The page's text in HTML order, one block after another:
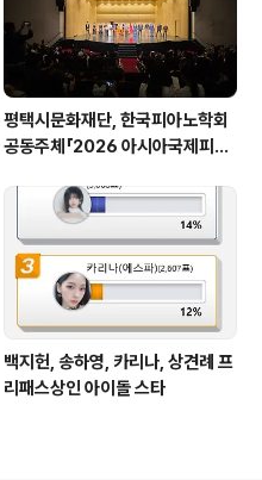
평택시문화재단, 한국피아노학회
공동주체「2026 아시아국제피아
성황리 마무리
백지헌, 송하영, 카리나, 상견례 프
리패스상인 아이돌 스타